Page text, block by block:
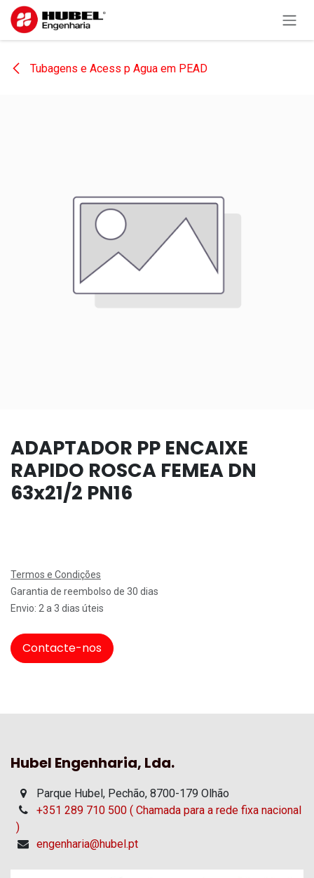
Pular para o conteúdo
Tubagens e Acess p Agua em PEAD
ADAPTADOR PP ENCAIXE
RAPIDO ROSCA FEMEA DN
63x21/2 PN16
Termos e Condições
Garantia de reembolso de 30 dias
Envio: 2 a 3 dias úteis
Contacte-nos
Hubel Engenharia, Lda.
Parque Hubel, Pechão, 8700-179 Olhão
+351 289 710 500 ( Chamada para a rede fixa nacional
)
engenharia@hubel.pt